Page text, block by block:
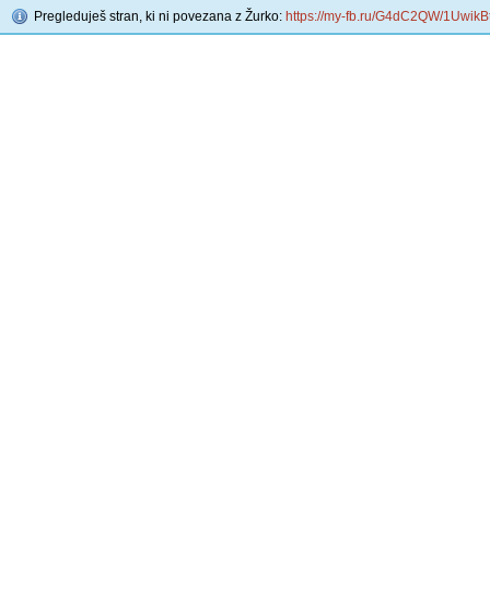
Pregleduješ stran, ki ni povezana z Žurko: https://my-fb.ru/G4dC2QW/